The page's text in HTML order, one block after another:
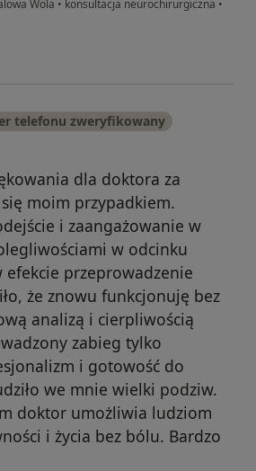
Wola • konsultacja neurochirurgiczna •
K.
telefonu zweryfikowany
dla doktora za
moim przypadkiem.
i zaangażowanie w
w odcinku
przeprowadzenie
że znowu funkcjonuję bez
analizą i cierpliwością
zabieg tylko
i gotowość do
we mnie wielki podziw.
doktor umożliwia ludziom
i życia bez bólu. Bardzo